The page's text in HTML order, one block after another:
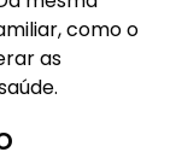
como o
as